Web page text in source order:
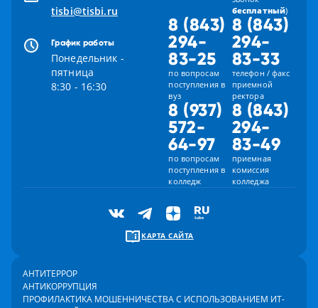
tisbi@tisbi.ru
График работы
Понедельник -
пятница
8:30 - 16:30
бесплатный)
8 (843)
294-
83-25
по вопросам
поступления в
вуз
8 (843)
294-
83-33
телефон / факс
приемной
ректора
8 (937)
572-
64-97
по вопросам
поступления в
колледж
8 (843)
294-
83-49
приемная
комиссия
колледжа
КАРТА САЙТА
АНТИТЕРРОР
АНТИКОРРУПЦИЯ
ПРОФИЛАКТИКА МОШЕННИЧЕСТВА С ИСПОЛЬЗОВАНИЕМ ИТ-